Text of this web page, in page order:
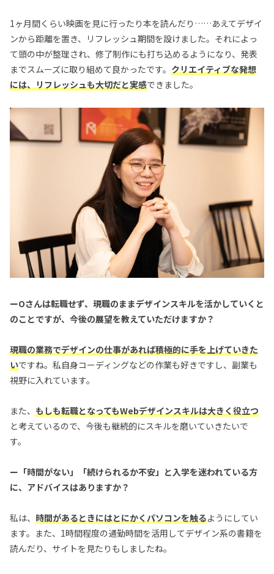
1ヶ月間くらい映画を見に行ったり本を読んだり……あえてデザイ
ンから距離を置き、リフレッシュ期間を設けました。それによっ
て頭の中が整理され、修了制作にも打ち込めるようになり、発表
までスムーズに取り組めて良かったです。 クリエイティブな発想
には、リフレッシュも大切だと実感できました。
ーOさんは転職せず、現職のままデザインスキルを活かしていくと
のことですが、今後の展望を教えていただけますか？
現職の業務でデザインの仕事があれば積極的に手を上げていきた
いですね。私自身コーディングなどの作業も好きですし、副業も
視野に入れています。
また、 もしも転職となってもWebデザインスキルは大きく役立つ
と考えているので、今後も継続的にスキルを磨いていきたいで
す。
ー「時間がない」「続けられるか不安」と入学を迷われている方
に、アドバイスはありますか？
私は、 時間があるときにはとにかくパソコンを触るようにしてい
ます。また、1時間程度の通勤時間を活用してデザイン系の書籍を
読んだり、サイトを見たりもしましたね。